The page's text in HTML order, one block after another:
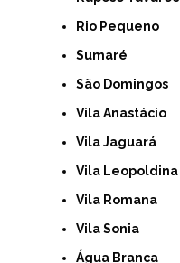
Rio Pequeno
Sumaré
São Domingos
Vila Anastácio
Vila Jaguará
Vila Leopoldina
Vila Romana
Vila Sonia
Água Branca